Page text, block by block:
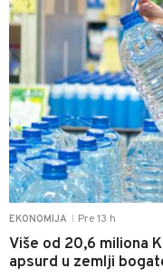
EKONOMIJA Pre 13 h
Više od 20,6 miliona
apsurd u zemlji